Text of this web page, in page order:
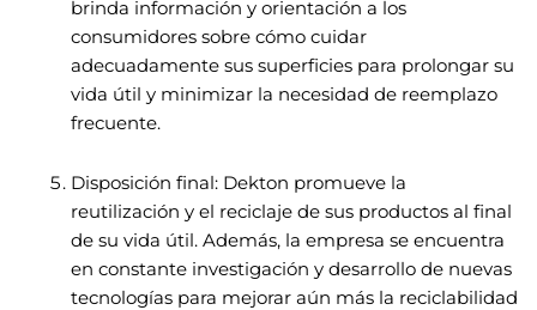
brinda información y orientación a los
consumidores sobre cómo cuidar
adecuadamente sus superficies para prolongar su
vida útil y minimizar la necesidad de reemplazo
frecuente.
Disposición final: Dekton promueve la
reutilización y el reciclaje de sus productos al final
de su vida útil. Además, la empresa se encuentra
en constante investigación y desarrollo de nuevas
tecnologías para mejorar aún más la reciclabilidad